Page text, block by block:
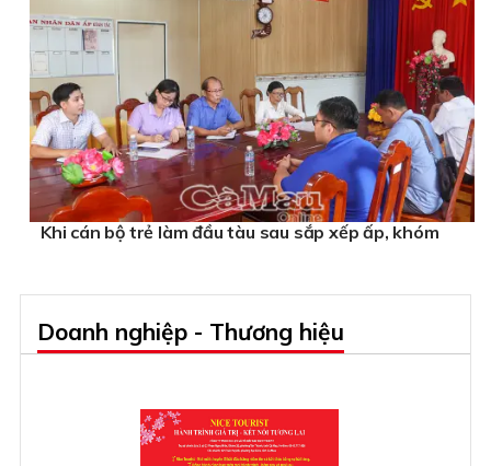
Khi cán bộ trẻ làm đầu tàu sau sắp xếp ấp, khóm
Doanh nghiệp - Thương hiệu